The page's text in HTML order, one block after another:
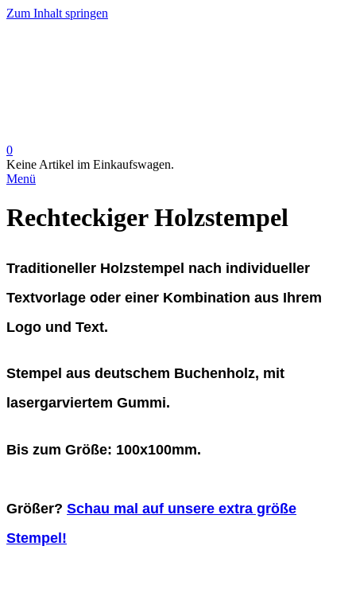
Zum Inhalt springen
0
Keine Artikel im Einkaufswagen.
Menü
Rechteckiger Holzstempel
Traditioneller Holzstempel nach individueller
Textvorlage oder einer Kombination aus Ihrem
Logo und Text.
Stempel aus deutschem Buchenholz, mit
lasergarviertem Gummi.
Bis zum Größe: 100x100mm.
Größer? Schau mal auf unsere extra größe
Stempel!